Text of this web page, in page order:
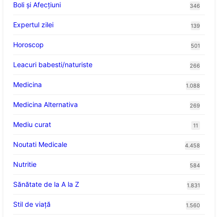
Boli și Afecțiuni 346
Expertul zilei 139
Horoscop 501
Leacuri babesti/naturiste 266
Medicina 1.088
Medicina Alternativa 269
Mediu curat 11
Noutati Medicale 4.458
Nutritie 584
Sănătate de la A la Z 1.831
Stil de viaţă 1.560